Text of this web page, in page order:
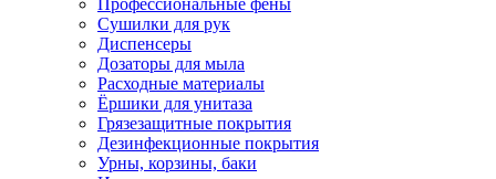
Профессиональные фены
Сушилки для рук
Диспенсеры
Дозаторы для мыла
Расходные материалы
Ёршики для унитаза
Грязезащитные покрытия
Дезинфекционные покрытия
Урны, корзины, баки